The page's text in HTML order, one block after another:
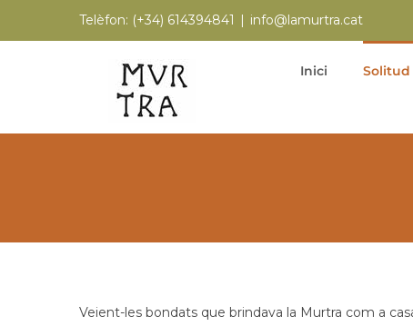
Telèfon: (+34) 614394841 | info@lamurtra.cat
Inici Solitud
Veient-les bondats que brindava la Murtra com a